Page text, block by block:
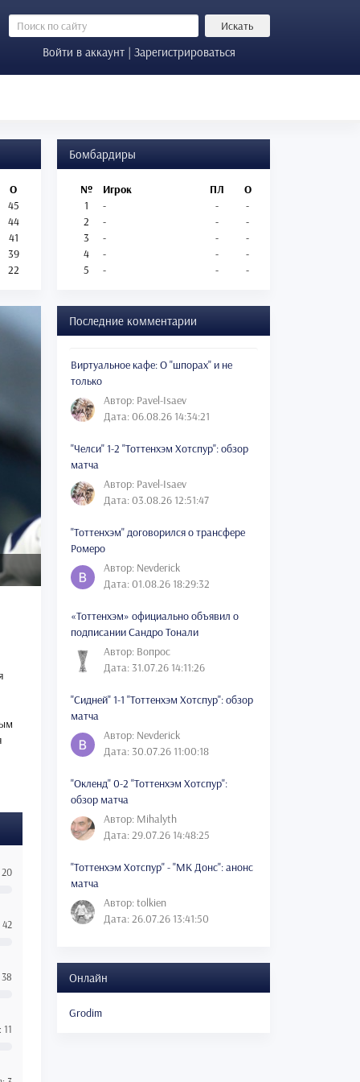
Искать
Войти в аккаунт | Зарегистрироваться
О
45
44
41
39
22
Бомбардиры
№ Игрок ПЛ
О
1
- -
-
2
- -
-
3
- -
-
4
- -
-
5
- - -
42
Последние комментарии
Виртуальное кафе: О "шпорах" и не
только
Автор: Pavel-Isaev
Дата: 06.08.26 14:34:21
"Челси" 1-2 "Тоттенхэм Хотспур": обзор
матча
Автор: Pavel-Isaev
Дата: 03.08.26 12:51:47
"Тоттенхэм" договорился о трансфере
Ромеро
Автор: Nevderick
Дата: 01.08.26 18:29:32
«Тоттенхэм» официально объявил о
подписании Сандро Тонали
Автор: Вопрос
Дата: 31.07.26 14:11:26
"Сидней" 1-1 "Тоттенхэм Хотспур": обзор
матча
Автор: Nevderick
Дата: 30.07.26 11:00:18
"Окленд" 0-2 "Тоттенхэм Хотспур":
обзор матча
Автор: Mihalyth
Дата: 29.07.26 14:48:25
"Тоттенхэм Хотспур" - "МК Донс": анонс
матча
Автор: tolkien
Дата: 26.07.26 13:41:50
Онлайн
Grodim